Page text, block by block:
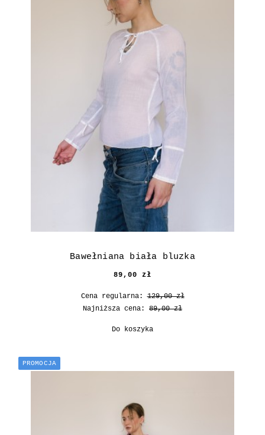
Bawełniana biała bluzka
89,00 zł
Cena regularna:129,00 zł
Najniższa cena: 89,00 zł
Do koszyka
PROMOCJA